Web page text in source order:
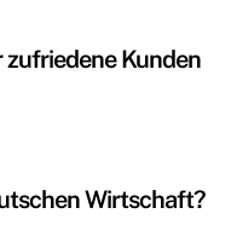
zufriedene Kunden
Wirtschaft?